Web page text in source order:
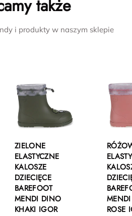
także
i produkty w naszym sklepie
ZIELONE
ELASTYCZNE
KALOSZE
DZIECIĘCE
BAREFOOT
MENDI DINO
KHAKI IGOR
ROSE